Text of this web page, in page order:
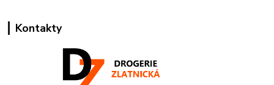
Kontakty